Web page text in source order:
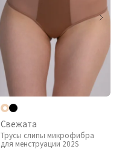
Свежата
Трусы слипы микрофибра
для менструации 202S